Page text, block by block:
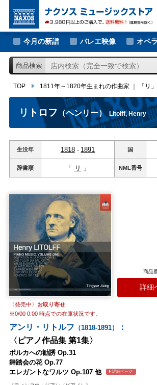
大作曲家の新譜
著名作曲家の新譜
マイナー作曲家の新譜
今月の新譜 バレエ映像 オペラ
商品検索
TOP 1811年～1820年生まれの作曲家 「リ
TOP 1811年～1820年生まれの作曲家 ｜「リ」
リトロフ （ヘンリー） Litolff, Henry
生没年 1818 - 1891 国
辞書順 「 リ 」 NML番号
商品
詳細
〈発売中〉 お取り寄せ
※0/00 0:00時点での在庫状況です。
アンリ・リトルフ （1818-1891）
：
〈ピアノ作品集 第1集〉
ポルカへの勧誘 Op.31
舞踏会の花 Op.77
エレガントなワルツ Op.107 他
詳細ページ